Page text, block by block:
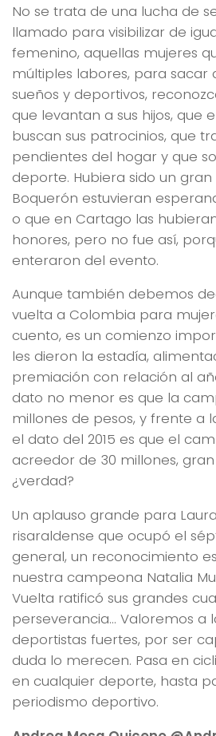
No se trata de una lucha de
llamado para visibilizar de
femenino, aquellas mujeres
múltiples labores, para sacar
sueños y deportivos,
que levantan a sus hijos, que
buscan sus patrocinios, que
pendientes del hogar y que
deporte. Hubiera sido un
Boquerón estuvieran
o que en Cartago las
honores, pero no fue así,
enteraron del evento.
Aunque también debemos
vuelta a Colombia para
cuento, es un comienzo
les dieron la estadía,
premiación con relación al
dato no menor es que la
millones de pesos, y frente a
el dato del 2015 es que el
acreedor de 30 millones,
¿verdad?
Un aplauso grande para
risaraldense que ocupó el
general, un reconocimiento
nuestra campeona Natalia
Vuelta ratificó sus grandes
perseverancia… Valoremos a
deportistas fuertes, por ser
duda lo merecen. Pasa en
en cualquier deporte, hasta
periodismo deportivo.